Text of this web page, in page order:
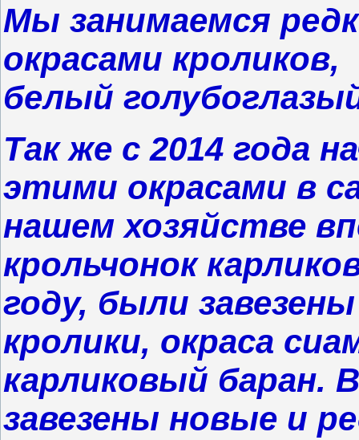
Мы занимаемся
окрасами
белый
Так же с 2014 года
этими окрасами в
нашем хозяйстве
крольчонок
году, были
кролики, окраса
карликовый баран.
завезены новые и